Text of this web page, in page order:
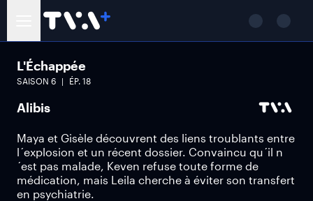
L'Échappée
SAISON 6 ÉP. 18
Alibis
Maya et Gisèle découvrent des liens troublants entre
l´explosion et un récent dossier. Convaincu qu´il n
´est pas malade, Keven refuse toute forme de
médication, mais Leila cherche à éviter son transfert
en psychiatrie.